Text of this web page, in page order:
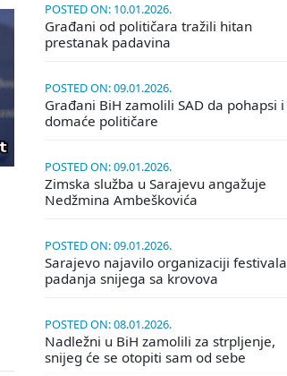
POSTED ON: 10.01.2026.
Građani od političara tražili hitan
prestanak padavina
POSTED ON: 09.01.2026.
Građani BiH zamolili SAD da pohapsi i
domaće političare
POSTED ON: 09.01.2026.
Zimska služba u Sarajevu angažuje
Nedžmina Ambeškovića
POSTED ON: 09.01.2026.
Sarajevo najavilo organizaciji festivala
padanja snijega sa krovova
POSTED ON: 08.01.2026.
Nadležni u BiH zamolili za strpljenje,
snijeg će se otopiti sam od sebe